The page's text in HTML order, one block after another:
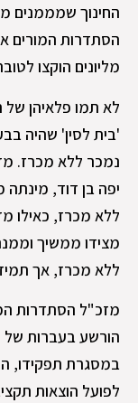
החינוך שמממנים
הסתדרות המורים
מליונים הוקצו
לא תמו פלאיהן של
'בית לסין' שהיה
נמכר ללא מכרז.
יפה בן דוד,
ללא מכרז, כאילו
מצידו ממשיך
ללא מכרז, אך
מזכ"ל הסתדרות
הורשע בעברות של
במסגרת תפקידו,
לפועל הוצאות